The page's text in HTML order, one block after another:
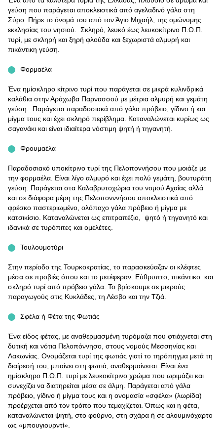
γεύση που παράγεται αποκλειστικά από αγελαδινό γάλα στη
Σύρο. Πήρε το όνομά του από τον Άγιο Μιχαήλ, της ομώνυμης
εκκλησίας του νησιού. Σκληρό, λευκό έως λευκοκίτρινο Π.Ο.Π.
τυρί, με σκληρή και ξηρή φλούδα και ξεχωριστά αλμυρή και
πικάντικη γεύση.
Φορμαέλα
Ένα ημίσκληρο κίτρινο τυρί που παράγεται σε μικρά κυλινδρικά
καλάθια στην Αράχωβα Παρνασσού με μέτρια αλμυρή και γεμάτη
γεύση. Παράγεται παραδοσιακά από γάλα πρόβειο, γίδινο ή και
μίγμα τους και έχει σκληρό περίβλημα. Καταναλώνεται κυρίως ως
σαγανάκι και είναι ιδιαίτερα νόστιμη ψητή ή τηγανητή.
Φρουμαέλα
Παραδοσιακό υποκίτρινο τυρί της Πελοποννήσου που μοιάζε με
την φορμαέλα. Είναι λίγο αλμυρό και έχει πολύ γεμάτη, βουτυράτη
γεύση. Παράγεται στα Καλαβρυτοχώρια του νομού Αχαΐας αλλά
και σε διάφορα μέρη της Πελοπονννήσου αποκλειστικά από
φρέσκο παστεριωμένο, ολόπαχο γάλα πρόβειο ή μίγμα με
κατσικίσιο. Καταναλώνεται ως επιτραπέζιο, ψητό ή τηγανητό και
ιδανικά σε τυρόπιτες και ομελέτες.
Τουλουμοτύρι
Στην περίοδο της Τουρκοκρατίας, το παρασκεύαζαν οι κλέφτες
μέσα σε προβιές όπου και το μετέφεραν. Εύθρυπτο, πικάντικο και
σκληρό τυρί από πρόβειο γάλα. Το βρίσκουμε σε μικρούς
παραγωγούς στις Κυκλάδες, τη Λέσβο και την Τζιά.
Σφέλα ή Φέτα της Φωτιάς
Ένα είδος φέτας, με αναθερμασμένη τυρόμαζα που φτιάχνεται στη
δυτική και νότια Πελοπόννησο, στους νομούς Μεσσηνίας και
Λακωνίας. Ονομάζεται τυρί της φωτιάς γιατί το τηρόπηγμα μετά τη
διαίρεσή του, μπαίνει στη φωτιά, αναθερμαίνεται. Είναι ένα
ημίσκληρο Π.Ο.Π. τυρί με λευκοκίτρινο χρώμα που ωριμάζει και
συνεχίζει να διατηρείται μέσα σε άλμη. Παράγεται από γάλα
πρόβειο, γίδινο ή μίγμα τους και η ονομασία «σφέλα» (λωρίδα)
προέρχεται από τον τρόπο που τεμαχίζεται. Όπως και η φέτα,
καταναλώνεται ψητή, στο φούρνο, στη σχάρα ή σε αλουμινόχαρτο
ως «μπουγιουρντί».